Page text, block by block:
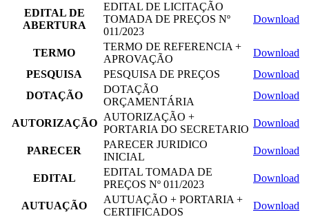
EDITAL DE
ABERTURA
EDITAL DE LICITAÇÃO
TOMADA DE PREÇOS Nº
011/2023
Download
TERMO
TERMO DE REFERENCIA +
APROVAÇÃO
Download
PESQUISA
PESQUISA DE PREÇOS
Download
DOTAÇÃO
DOTAÇÃO
ORÇAMENTÁRIA
Download
AUTORIZAÇÃO
AUTORIZAÇÃO +
PORTARIA DO SECRETARIO
Download
PARECER
PARECER JURIDICO
INICIAL
Download
EDITAL
EDITAL TOMADA DE
PREÇOS Nº 011/2023
Download
AUTUAÇÃO
AUTUAÇÃO + PORTARIA +
CERTIFICADOS
Download